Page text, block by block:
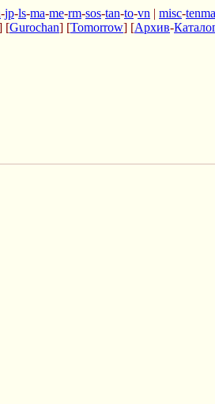
-jp-ls-ma-me-rm-sos-tan-to-vn | misc-tenma
[Gurochan] [Tomorrow] [Архив-